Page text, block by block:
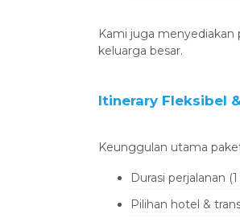
‎Kami juga
keluarga besar.
‎Itinerary Fleksibel
‎Keunggulan utama
‎Durasi perjalanan
‎Pilihan hotel &